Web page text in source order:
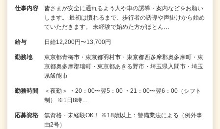
仕事内容
皆さまが安全に通れるよう人や車の誘導・案内などをお願い
します。 最初は慣れるまで、歩行者の誘導や声掛けから始め
ていただきます。 未経験で始めた方がほとん…
給与 日給12,200円〜13,700円
勤務地
東京都青梅市・東京都羽村市・東京都西多摩郡奥多摩町・東
京都奥多摩郡瑞町・東京都あきる野市・埼玉県入間市・埼玉
県飯能市
勤務時間
＜夜勤＞ ・20：00〜翌5：00 ・21：00〜翌6：00（シフト
制） ※1日8時…
応募資格
無資格・未経験OK！ ※18歳以上：警備業法による（例外事
由2号）